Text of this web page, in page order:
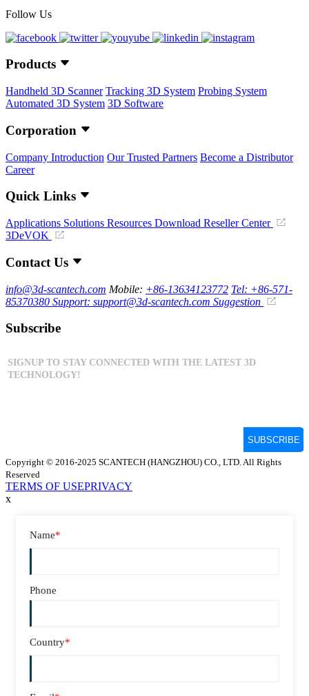
Follow Us
Products
Handheld 3D Scanner Tracking 3D System Probing System
Automated 3D System 3D Software
Corporation
Company Introduction Our Trusted Partners Become a Distributor
Career
Quick Links
Applications Solutions Resources Download Reseller Center
3DeVOK
Contact Us
info@3d-scantech.com Mobile: +86-13634123772 Tel: +86-571-
85370380 Support: support@3d-scantech.com Suggestion
Subscribe
Copyright © 2016-2025 SCANTECH (HANGZHOU) CO., LTD. All Rights
Reserved
TERMS OF USEPRIVACY
x
Name*
Phone
Country*